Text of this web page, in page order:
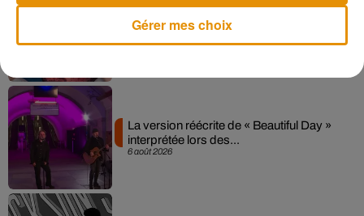
6 août 2026
Pomme emprunte le décor de l’émission
« Loups Garous » pour son...
6 août 2026
La version réécrite de « Beautiful Day »
interprétée lors des...
Gérer mes choix